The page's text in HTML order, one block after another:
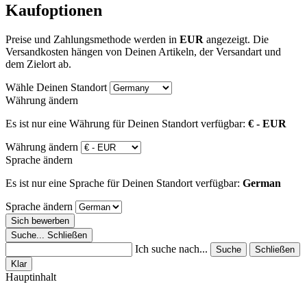
Kaufoptionen
Preise und Zahlungsmethode werden in EUR angezeigt. Die
Versandkosten hängen von Deinen Artikeln, der Versandart und
dem Zielort ab.
Wähle Deinen Standort
Währung ändern
Es ist nur eine Währung für Deinen Standort verfügbar: € - EUR
Währung ändern
Sprache ändern
Es ist nur eine Sprache für Deinen Standort verfügbar: German
Sprache ändern
Sich bewerben
Suche...
Schließen
Ich suche nach... Suche
Schließen
Klar
Hauptinhalt